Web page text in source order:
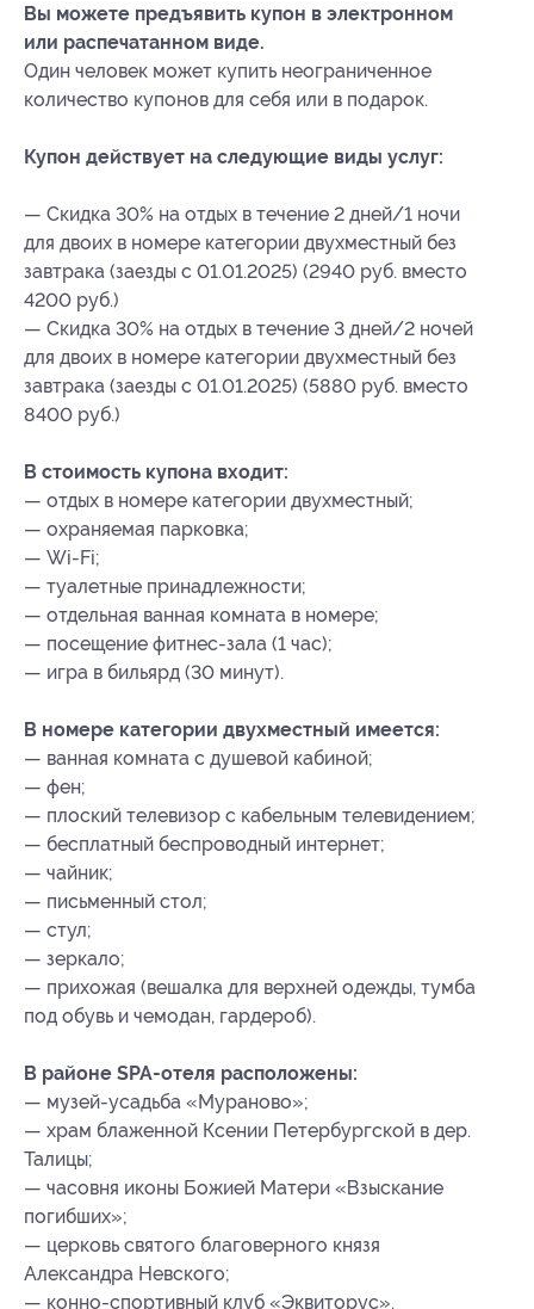
Вы можете предъявить купон в электронном
или распечатанном виде.
Один человек может купить неограниченное
количество купонов для себя или в подарок.
Купон действует на следующие виды услуг:
— Скидка 30% на отдых в течение 2 дней/1 ночи
для двоих в номере категории двухместный без
завтрака (заезды с 01.01.2025) (2940 руб. вместо
4200 руб.)
— Скидка 30% на отдых в течение 3 дней/2 ночей
для двоих в номере категории двухместный без
завтрака (заезды с 01.01.2025) (5880 руб. вместо
8400 руб.)
В стоимость купона входит:
— отдых в номере категории двухместный;
— охраняемая парковка;
— Wi-Fi;
— туалетные принадлежности;
— отдельная ванная комната в номере;
— посещение фитнес-зала (1 час);
— игра в бильярд (30 минут).
В номере категории двухместный имеется:
— ванная комната с душевой кабиной;
— фен;
— плоский телевизор с кабельным телевидением;
— бесплатный беспроводный интернет;
— чайник;
— письменный стол;
— стул;
— зеркало;
— прихожая (вешалка для верхней одежды, тумба
под обувь и чемодан, гардероб).
В районе SPA-отеля расположены:
— музей-усадьба «Мураново»;
— храм блаженной Ксении Петербургской в дер.
Талицы;
— часовня иконы Божией Матери «Взыскание
погибших»;
— церковь святого благоверного князя
Александра Невского;
— конно-спортивный клуб «Эквиторус».